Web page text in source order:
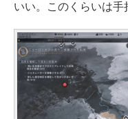
いい。このくらいは手